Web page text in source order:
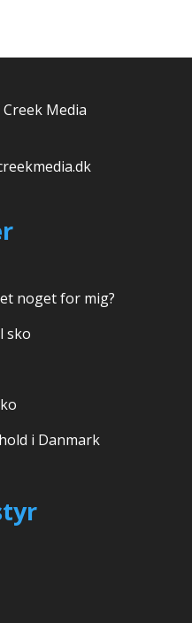
Media
noget for mig?
sko
i Danmark